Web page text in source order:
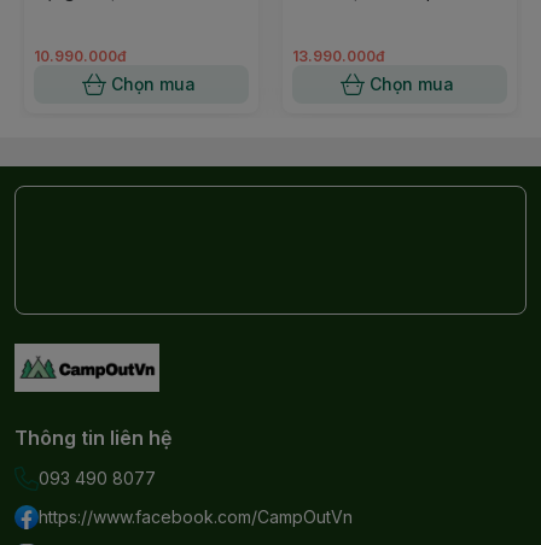
10.990.000đ
Chọn mua
13.990.000đ
Chọn mua
Thông tin liên hệ
093 490 8077
https://www.facebook.com/CampOutVn